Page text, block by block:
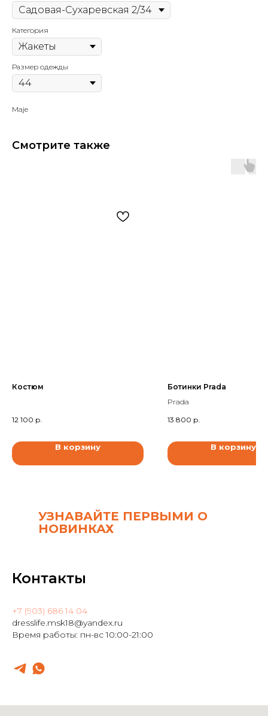
Категория
Размер одежды
Maje
Смотрите также
Костюм
12 100 р.
В корзину
Ботинки Prada
Prada
13 800 р.
В корзину
УЗНАВАЙТЕ ПЕРВЫМИ О
НОВИНКАХ
Контакты
+7 (903) 686 14 04
dresslife.msk18@yandex.ru
Время работы: пн-вс 10:00-21:00